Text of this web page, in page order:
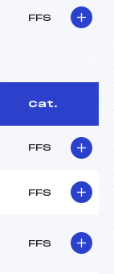
FFS
Cat.
FFS
FFS
FFS